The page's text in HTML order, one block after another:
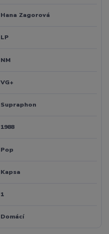
Hana Zagorová
LP
NM
VG+
Supraphon
1988
Pop
Kapsa
1
Domácí